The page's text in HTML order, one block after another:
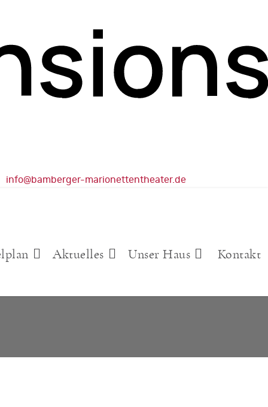
info@bamberger-marionettentheater.de
Aktuelles Unser Haus Kontakt